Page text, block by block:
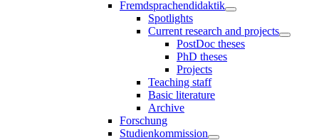
Fremdsprachendidaktik
Spotlights
Current research and projects
PostDoc theses
PhD theses
Projects
Teaching staff
Basic literature
Archive
Forschung
Studienkommission